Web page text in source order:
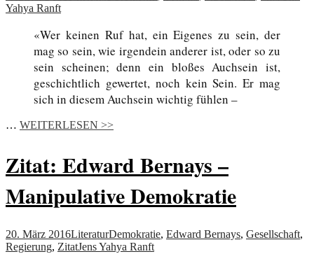
Yahya Ranft
«Wer keinen Ruf hat, ein Eigenes zu sein, der
mag so sein, wie irgendein anderer ist, oder so zu
sein scheinen; denn ein bloßes Auchsein ist,
geschichtlich gewertet, noch kein Sein. Er mag
sich in diesem Auchsein wichtig fühlen –
… WEITERLESEN >>
Zitat: Edward Bernays –
Manipulative Demokratie
20. März 2016LiteraturDemokratie, Edward Bernays, Gesellschaft,
Regierung, ZitatJens Yahya Ranft